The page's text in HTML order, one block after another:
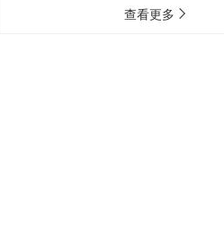
查看更多